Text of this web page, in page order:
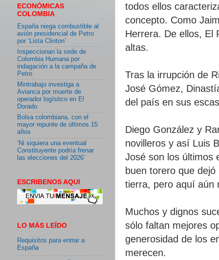
todos ellos
concepto. Como
Herrera. De ellos, El
altas.
Tras la irrupción de
José Gómez,
del país en sus
Diego González y
novilleros y así Luis
José son los últimos
buen torero que
tierra, pero aquí aún
Muchos y dignos
sólo faltan mejores
generosidad de los
merecen.
ECONÓMICAS
COLOMBIA
España niega combustible al
avión presidencial de Petro
por ‘Lista Clinton’
Inspeccionan la sede de
Colombia Humana por
indagación a la campaña de
Petro
Mintrabajo investiga a
Avianca por muerte de
operador logístico en El
Dorado
Bolsa colombiana, con el
mayor repunte de últimos 15
años
‘Ni siquiera una eventual
Constituyente podría frenar
las elecciones del 2026’
ESCRIBENOS AQUI
LO MÁS LEÍDO
Requisitos para entrar a
España